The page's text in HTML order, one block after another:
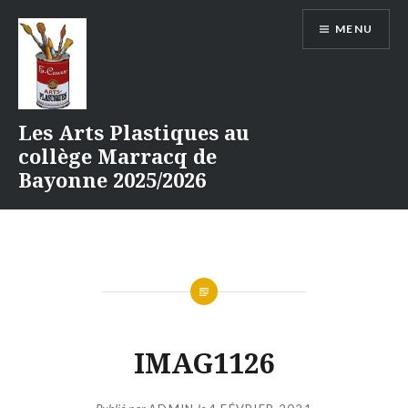
contenu
Les Arts Plastiques au
collège Marracq de
Bayonne 2025/2026
MENU
IMAG1126